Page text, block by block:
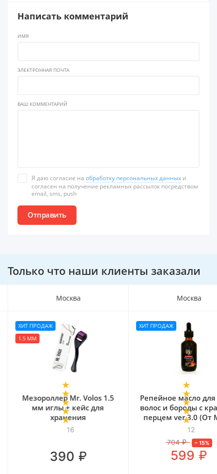
Написать комментарий
ИМЯ
ЭЛЕКТРОННАЯ ПОЧТА
ВАШ КОММЕНТАРИЙ
Я даю согласие на обработку персональных данных и
согласен на получение рекламных рассылок посредством
email, sms, push
Отправить
Только что наши клиенты заказали
Москва
ХИТ ПРОДАЖ
12
Репейное масло для роста
волос и бороды с красным
перцем ver.3.0 (От Михи
Бороды)
599 ₽
Краснодар
ХИТ ПРОДАЖ
45
Лосьон для
роста волос Mr.
флакон
1 290 ₽